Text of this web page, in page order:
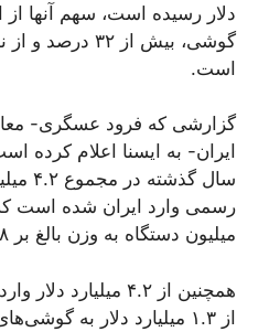
دلار رسیده است، سهم آنها
است.
گزارشی که فرود عسگری-
ایران- به ایسنا اعلام کرده
سال
میلیون دستگاه به وزن بالغ بر ۶.۸ هزار تن بوده است.
همچنین از ۴.۲